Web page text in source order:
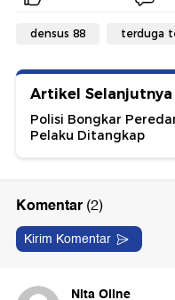
densus 88 terduga
Artikel Selanjutnya
Polisi Bongkar
Pelaku Ditangkap